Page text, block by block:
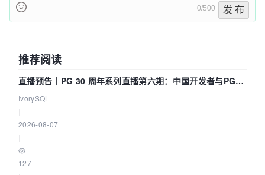
0/500 发 布
推荐阅读
直播预告｜PG 30 周年系列直播第六期：中国开发者与PG内
核——我们改得动吗？我们贡献了什么？
IvorySQL
2026-08-07
127